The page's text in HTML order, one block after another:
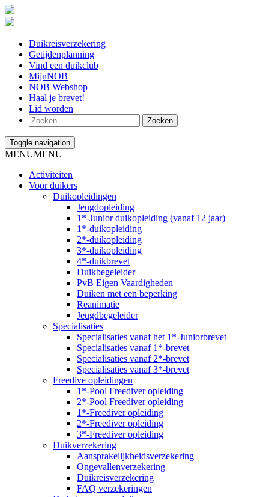
Duikreisverzekering
Getijdenplanning
Vind een duikclub
MijnNOB
NOB Webshop
Haal je brevet!
Lid worden
Toggle navigation
MENUMENU
Activiteiten
Voor duikers
Duikopleidingen
Jeugdopleiding
1*-Junior duikopleiding (vanaf 12 jaar)
1*-duikopleiding
2*-duikopleiding
3*-duikopleiding
4*-duikbrevet
Duikbegeleider
PvB Eigen Vaardigheden
Duiken met een beperking
Reanimatie
Jeugdbegeleider
Specialisaties
Specialisaties vanaf het 1*-Juniorbrevet
Specialisaties vanaf 1*-brevet
Specialisaties vanaf 2*-brevet
Specialisaties vanaf 3*-brevet
Freedive opleidingen
1*-Pool Freediver opleiding
2*-Pool Freediver opleiding
1*-Freediver opleiding
2*-Freediver opleiding
3*-Freediver opleiding
Duikverzekering
Aansprakelijkheidsverzekering
Ongevallenverzekering
Duikreisverzekering
FAQ verzekeringen